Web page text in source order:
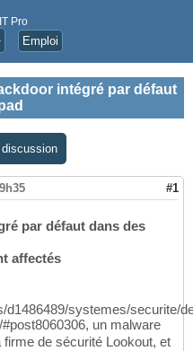
Pro
Emploi
intégré par défaut
discussion
#1
par défaut dans des
affectés
d1486489/systemes/securite/
un malware
firme de sécurité Lookout, et